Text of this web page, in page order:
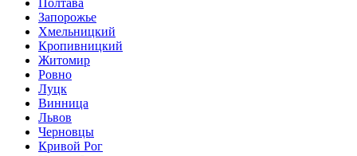
Запорожье
Хмельницкий
Кропивницкий
Житомир
Ровно
Луцк
Винница
Львов
Черновцы
Кривой Рог